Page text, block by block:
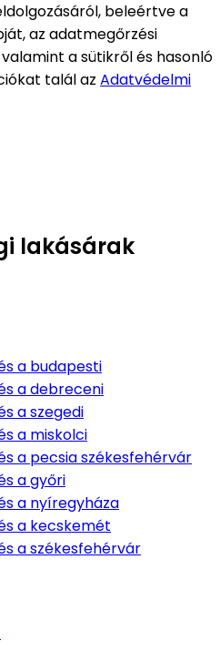
beleértve a
az adatmegőrzési
a sütikről és hasonló
talál az Adatvédelmi
lakásárak
a budapesti
a debreceni
a szegedi
a miskolci
a pecsia székesfehérvár
a győri
a nyíregyháza
a kecskemét
a székesfehérvár